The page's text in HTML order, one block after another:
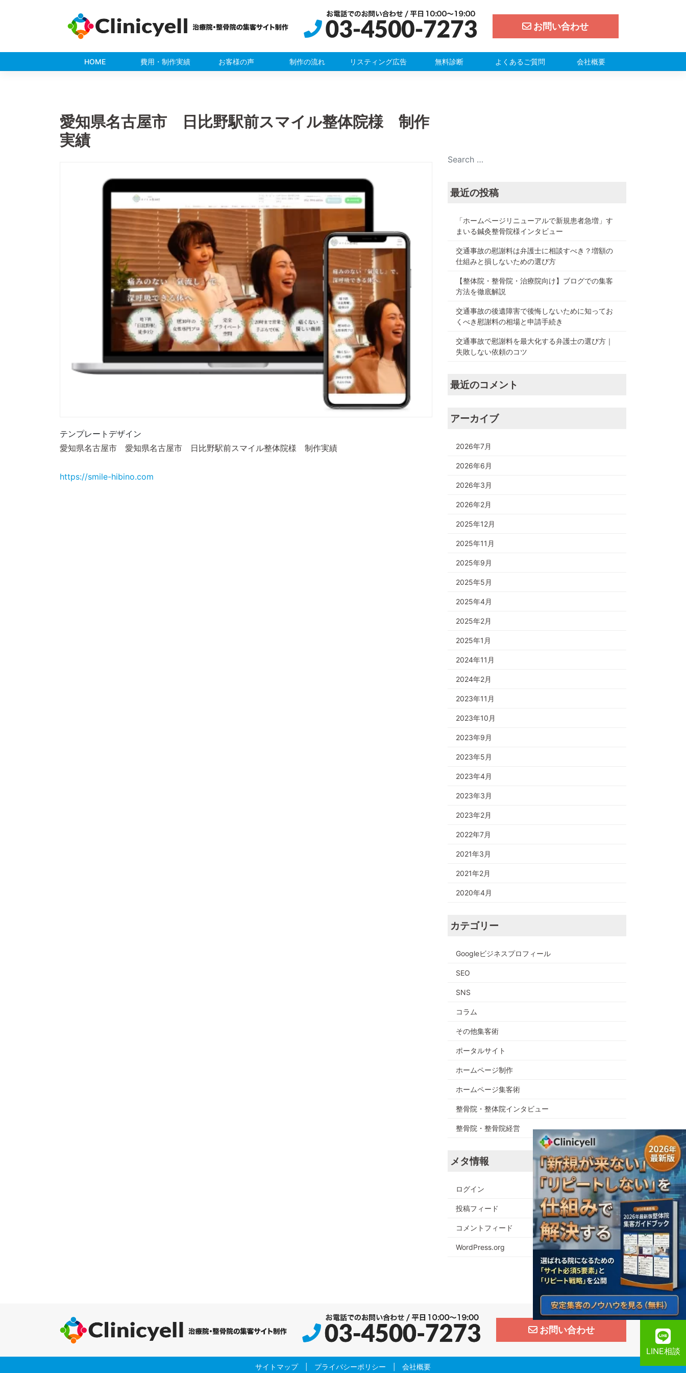
お問い合わせ
HOME 費用・制作実績 お客様の声 制作の流れ リスティング広告 無料診断 よくあるご質問 会社概要
愛知県名古屋市 日比野駅前スマイル整体院様 制作
実績
テンプレートデザイン
愛知県名古屋市 愛知県名古屋市 日比野駅前スマイル整体院様 制作実績
https://smile-hibino.com
最近の投稿
「ホームページリニューアルで新規患者急増」す
まいる鍼灸整骨院様インタビュー
交通事故の慰謝料は弁護士に相談すべき？増額の
仕組みと損しないための選び方
【整体院・整骨院・治療院向け】ブログでの集客
方法を徹底解説
交通事故の後遺障害で後悔しないために知ってお
くべき慰謝料の相場と申請手続き
交通事故で慰謝料を最大化する弁護士の選び方｜
失敗しない依頼のコツ
最近のコメント
アーカイブ
2026年7月
2026年6月
2026年3月
2026年2月
2025年12月
2025年11月
2025年9月
2025年5月
2025年4月
2025年2月
2025年1月
2024年11月
2024年2月
2023年11月
2023年10月
2023年9月
2023年5月
2023年4月
2023年3月
2023年2月
2022年7月
2021年3月
2021年2月
2020年4月
カテゴリー
Googleビジネスプロフィール
SEO
SNS
コラム
その他集客術
ポータルサイト
ホームページ制作
ホームページ集客術
整骨院・整体院インタビュー
整骨院・整骨院経営
メタ情報
ログイン
投稿フィード
コメントフィード
WordPress.org
お問い合わせ
サイトマップ| プライバシーポリシー 会社概要
LINE相談